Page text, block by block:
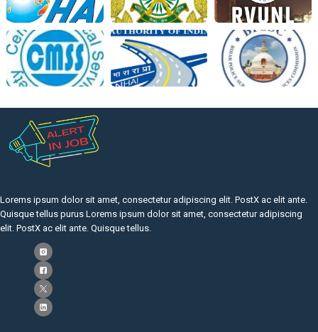
Lorems ipsum dolor sit amet, consectetur adipiscing elit. PostX ac elit ante.
Quisque tellus purus Lorems ipsum dolor sit amet, consectetur adipiscing
elit. PostX ac elit ante. Quisque tellus.